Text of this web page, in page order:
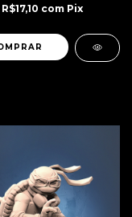
R$17,10 com Pix